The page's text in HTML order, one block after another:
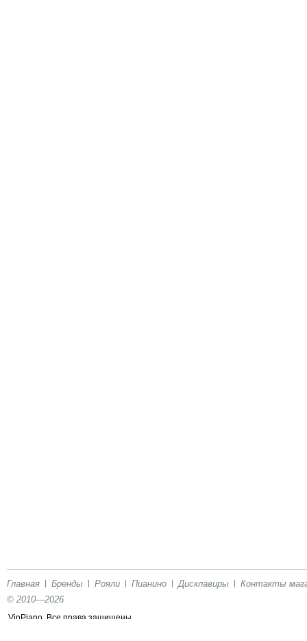
Главная Бренды Рояли Пианино Дисклавиры
Контакты
© 2010—2026
VipPiano. Все права защищены.